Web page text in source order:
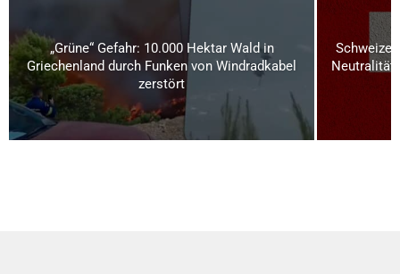
„Grüne“ Gefahr: 10.000 Hektar Wald in
Griechenland durch Funken von Windradkabel
zerstört
Neutralität